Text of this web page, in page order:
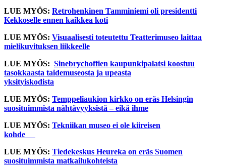
LUE MYÖS: Retrohenkinen Tamminiemi oli presidentti
Kekkoselle ennen kaikkea koti
LUE MYÖS: Visuaalisesti toteutettu Teatterimuseo laittaa
mielikuvituksen liikkeelle
LUE MYÖS: Sinebrychoffien kaupunkipalatsi koostuu
tasokkaasta taidemuseosta ja upeasta
yksityiskodista
LUE MYÖS: Temppeliaukion kirkko on eräs Helsingin
suosituimmista nähtävyyksistä – eikä ihme
LUE MYÖS: Tekniikan museo ei ole kiireisen
kohde
LUE MYÖS: Tiedekeskus Heureka on eräs Suomen
suosituimmista matkailukohteista